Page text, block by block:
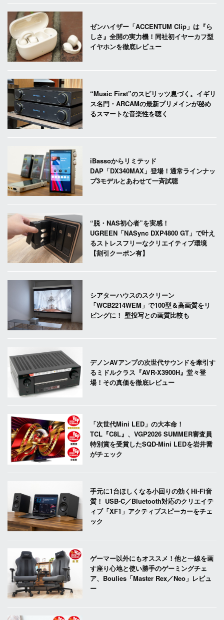
ゼンハイザー「ACCENTUM Clip」は『ら
しさ』全開の実力機！同社初イヤーカフ型
イヤホンを徹底レビュー
“Music First”のスピリッツ息づく。イギリ
ス名門・ARCAMの最新プリメインが秘め
るスマートな音楽性を聴く
iBassoからリミテッド
DAP「DX340MAX」登場！通常ラインナッ
プ3モデルとあわせて一斉試聴
“脱・NAS初心者”を実感！
UGREEN「NASync DXP4800 GT」で叶え
るストレスフリーなクリエイティブ環境
【割引クーポン有】
シアターハウスのスクリーン
「WCB2214WEM」で100型＆高画質をリ
ビングに！ 壁投写との画質比較も
デノンAVアンプの次世代サウンドを牽引す
るミドルクラス『AVR-X3900H』堂々登
場！その真価を徹底レビュー
「次世代Mini LED」の大本命！
TCL『C8L』、VGP2026 SUMMER審査員
特別賞を受賞したSQD-Mini LEDを岩井喬
がチェック
手元に1台ほしくなる小回りの効くHi-Fi音
質！ USB-C／Bluetooth対応のクリエイテ
ィブ「XF1」アクティブスピーカーをチェ
ック
ゲーマー以外にもオススメ！他と一線を画
す座り心地と使い勝手のゲーミングチェ
ア、Boulies「Master Rex／Neo」レビュ
ー